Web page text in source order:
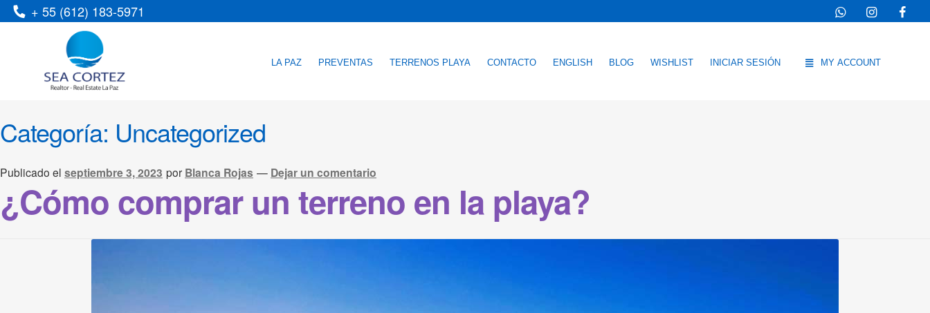
+ 55 (612) 183-5971
LA PAZ PREVENTAS TERRENOS PLAYA CONTACTO ENGLISH BLOG WISHLIST INICIAR SESIÓN MY ACCOUNT
Categoría: Uncategorized
Publicado el septiembre 3, 2023 por Blanca Rojas — Dejar un comentario
¿Cómo comprar un terreno en la playa?